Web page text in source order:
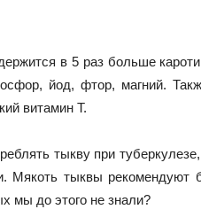
в 5 раз больше
йод, фтор, магний.
витамин Т.
тыкву при
Мякоть тыквы
мы до этого не знали?